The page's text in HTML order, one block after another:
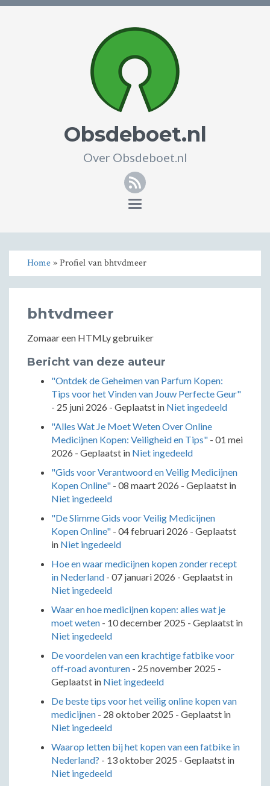
Obsdeboet.nl
Over Obsdeboet.nl
RSS
Toggle
Home» Profiel van bhtvdmeer
bhtvdmeer
Zomaar een HTMLy gebruiker
Bericht van deze auteur
"Ontdek de Geheimen van Parfum Kopen:
Tips voor het Vinden van Jouw Perfecte Geur"
- 25 juni 2026 - Geplaatst in Niet ingedeeld
"Alles Wat Je Moet Weten Over Online
Medicijnen Kopen: Veiligheid en Tips" - 01 mei
2026 - Geplaatst in Niet ingedeeld
"Gids voor Verantwoord en Veilig Medicijnen
Kopen Online" - 08 maart 2026 - Geplaatst in
Niet ingedeeld
"De Slimme Gids voor Veilig Medicijnen
Kopen Online" - 04 februari 2026 - Geplaatst
in Niet ingedeeld
Hoe en waar medicijnen kopen zonder recept
in Nederland - 07 januari 2026 - Geplaatst in
Niet ingedeeld
Waar en hoe medicijnen kopen: alles wat je
moet weten - 10 december 2025 - Geplaatst in
Niet ingedeeld
De voordelen van een krachtige fatbike voor
off-road avonturen - 25 november 2025 -
Geplaatst in Niet ingedeeld
De beste tips voor het veilig online kopen van
medicijnen - 28 oktober 2025 - Geplaatst in
Niet ingedeeld
Waarop letten bij het kopen van een fatbike in
Nederland? - 13 oktober 2025 - Geplaatst in
Niet ingedeeld